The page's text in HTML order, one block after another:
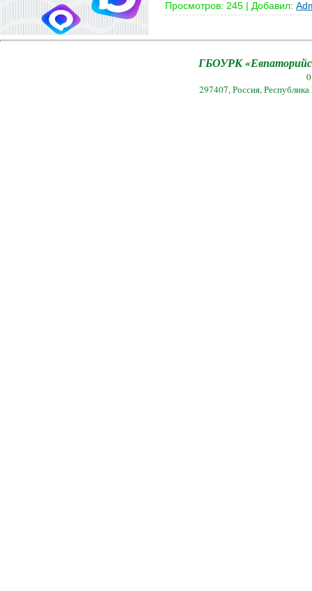
Просмотров: 245 | Добавил:
ГБОУРК
297407, Россия,